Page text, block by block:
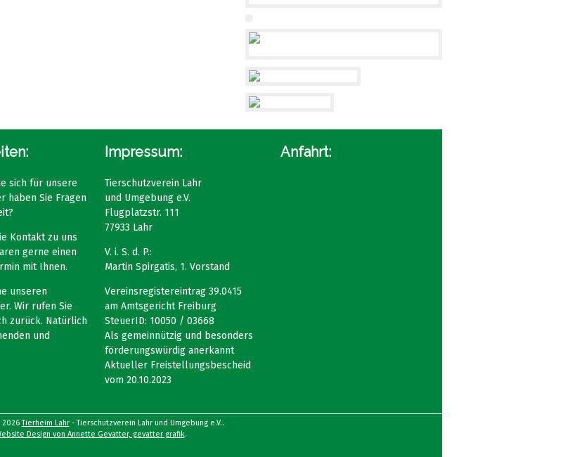
sich für unsere
haben Sie Fragen
Kontakt zu uns
gerne einen
mit Ihnen.
unseren
Wir rufen Sie
zurück. Natürlich
und
Impressum:
Tierschutzverein Lahr
und Umgebung e.V.
Flugplatzstr. 111
77933 Lahr
V. i. S. d. P.:
Martin Spirgatis, 1. Vorstand
Vereinsregistereintrag 39.0415
am Amtsgericht Freiburg
SteuerID: 10050 / 03668
Als gemeinnützig und besonders
förderungswürdig anerkannt
Aktueller Freistellungsbescheid
vom 20.10.2023
Anfahrt:
2026Tierheim Lahr- Tierschutzverein Lahr und Umgebung e.V..
Design von Annette Gevatter, gevatter grafik.